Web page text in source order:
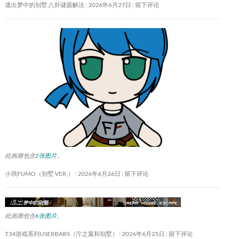
逃出梦中的别墅 八卦谜题解法 2026年6月27日 留下评论
此画廊包含2张图片。
小琪FUMO（别墅 VER.） 2026年6月26日 留下评论
此画廊包含6张图片。
T34游戏系列USERBARS（泞之翼和别墅） 2026年6月25日 留下评论